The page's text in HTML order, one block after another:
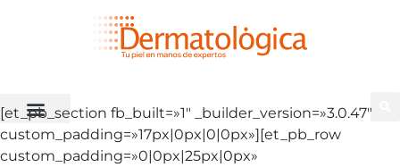
[et_pb_section fb_built=»1″ _builder_version=»3.0.47″
custom_padding=»17px|0px|0|0px»][et_pb_row
custom_padding=»0|0px|25px|0px»